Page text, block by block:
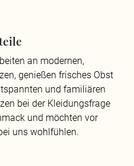
an modernen,
genießen frisches Obst
und familiären
bei der Kleidungsfrage
und möchten vor
uns wohlfühlen.